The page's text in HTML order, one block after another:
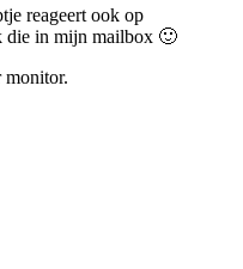
reageert ook op
die in mijn mailbox 🙂
monitor.